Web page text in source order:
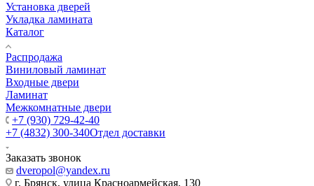
Установка дверей
Укладка ламината
Каталог
Распродажа
Виниловый ламинат
Входные двери
Ламинат
Межкомнатные двери
+7 (930) 729-42-40
+7 (4832) 300-340Отдел доставки
Заказать звонок
dveropol@yandex.ru
г. Брянск, улица Красноармейская, 130